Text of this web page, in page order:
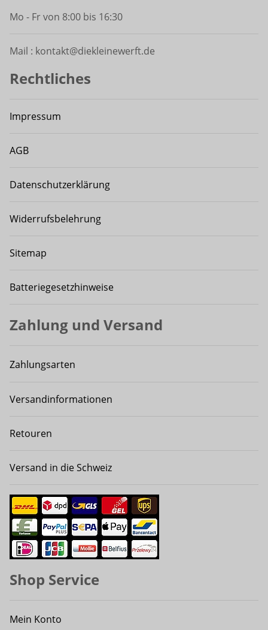
Mo - Fr von 8:00 bis 16:30
Mail : kontakt@diekleinewerft.de
Rechtliches
Impressum
AGB
Datenschutzerklärung
Widerrufsbelehrung
Sitemap
Batteriegesetzhinweise
Zahlung und Versand
Zahlungsarten
Versandinformationen
Retouren
Versand in die Schweiz
Shop Service
Mein Konto